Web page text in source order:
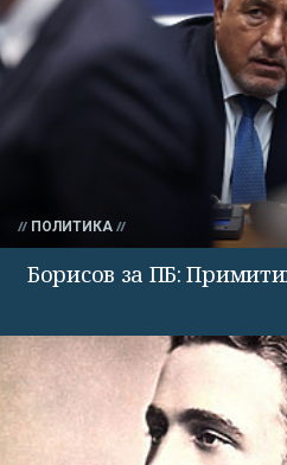
ПОЛИТИКА
Борисов за ПБ: